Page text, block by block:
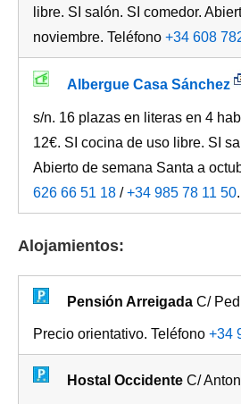
libre. SI salón. SI comedor.
noviembre. Teléfono +34 608
Albergue Casa Sánchez
s/n. 16 plazas en literas en 4
12€. SI cocina de uso libre. SI
Abierto de semana Santa a
626 66 51 18 /+34 985 78 11 50.
Alojamientos:
Pensión Arreigada C/
Precio orientativo. Teléfono +34
Hostal Occidente C/